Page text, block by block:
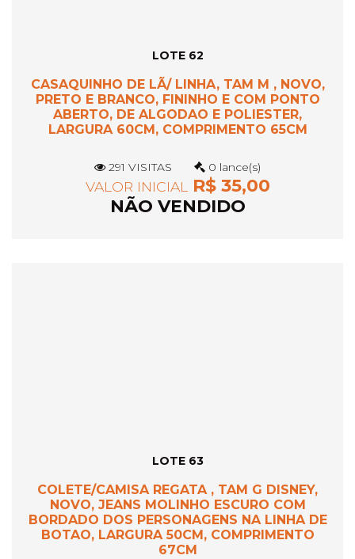
LOTE 62
CASAQUINHO DE LÃ/ LINHA, TAM M , NOVO,
PRETO E BRANCO, FININHO E COM PONTO
ABERTO, DE ALGODAO E POLIESTER,
LARGURA 60CM, COMPRIMENTO 65CM
291 VISITAS 0 lance(s)
VALOR INICIAL R$ 35,00
NÃO VENDIDO
LOTE 63
COLETE/CAMISA REGATA , TAM G DISNEY,
NOVO, JEANS MOLINHO ESCURO COM
BORDADO DOS PERSONAGENS NA LINHA DE
BOTAO, LARGURA 50CM, COMPRIMENTO
67CM